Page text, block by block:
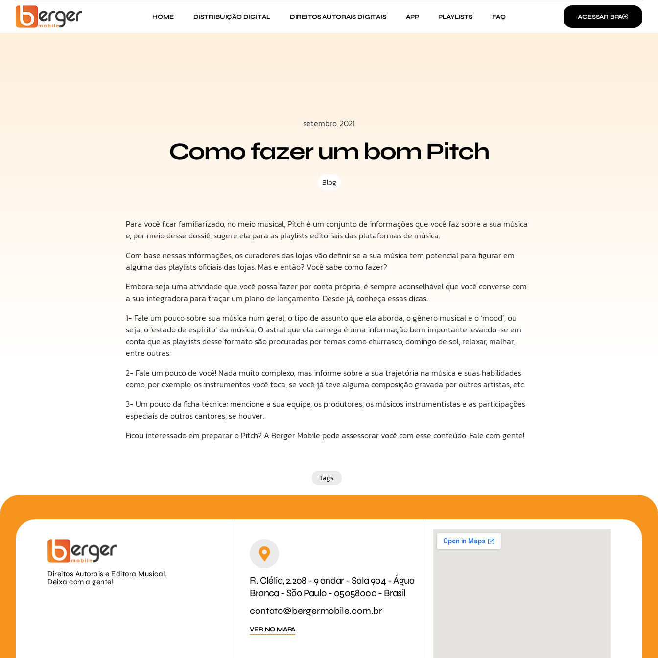
HOME DISTRIBUIÇÃO DIGITAL DIREITOS AUTORAIS DIGITAIS APP PLAYLISTS FAQ ACESSAR BPA
setembro, 2021
Como fazer um bom Pitch
Blog
Para você ficar familiarizado, no meio musical, Pitch é um conjunto de informações que você faz sobre a sua música
e, por meio desse dossiê, sugere ela para as playlists editoriais das plataformas de música.
Com base nessas informações, os curadores das lojas vão definir se a sua música tem potencial para figurar em
alguma das playlists oficiais das lojas. Mas e então? Você sabe como fazer?
Embora seja uma atividade que você possa fazer por conta própria, é sempre aconselhável que você converse com
a sua integradora para traçar um plano de lançamento. Desde já, conheça essas dicas:
1- Fale um pouco sobre sua música num geral, o tipo de assunto que ela aborda, o gênero musical e o ‘mood’, ou
seja, o ‘estado de espírito’ da música. O astral que ela carrega é uma informação bem importante levando-se em
conta que as playlists desse formato são procuradas por temas como churrasco, domingo de sol, relaxar, malhar,
entre outras.
2- Fale um pouco de você! Nada muito complexo, mas informe sobre a sua trajetória na música e suas habilidades
como, por exemplo, os instrumentos você toca, se você já teve alguma composição gravada por outros artistas, etc.
3- Um pouco da ficha técnica: mencione a sua equipe, os produtores, os músicos instrumentistas e as participações
especiais de outros cantores, se houver.
Ficou interessado em preparar o Pitch? A Berger Mobile pode assessorar você com esse conteúdo. Fale com gente!
Tags
Direitos Autorais e Editora Musical.
Deixa com a gente!
R. Clélia, 2.208 - 9 andar - Sala 904 - Água
Branca - São Paulo - 05058000 - Brasil
contato@bergermobile.com.br
VER NO MAPA